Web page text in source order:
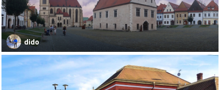
dido